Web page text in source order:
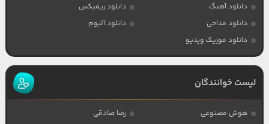
دانلود آهنگ
دانلود ریمیکس
دانلود مداحی
دانلود آلبوم
دانلود موزیک ویدیو
لیست خوانندگان
هوش مصنوعی
رضا صادقی